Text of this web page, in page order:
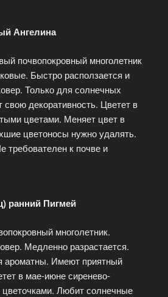
Ангелина
почвопокровный многолетник
Быстро расползается и
Только для солнечных
свою декоративность. Цветет в
цветами. Меняет цвет в
цветоносы нужно удалять.
требователен к почве и
ранний Пигмей
многолетник.
Медленно разрастается.
ароматны. Имеют приятный
в мае-июне сиренево-
Любит солнечные